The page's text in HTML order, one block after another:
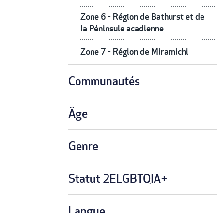
Zone 6 - Région de Bathurst et de
la Péninsule acadienne
Zone 7 - Région de Miramichi
Communautés
Âge
Genre
Statut 2ELGBTQIA+